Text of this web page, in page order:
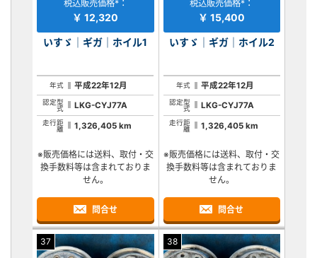
税込販売価格*：
￥ 12,320
いすゞ｜ギガ｜ホイル1
年式 平成22年12月
認定型
式
LKG-CYJ77A
走行距
離
1,326,405 km
※販売価格には送料、取付・交
換手数料等は含まれておりま
せん。
問合せ
税込販売価格*：
￥ 15,400
いすゞ｜ギガ｜ホイル2
年式 平成22年12月
認定型
式
LKG-CYJ77A
走行距
離
1,326,405 km
※販売価格には送料、取付・交
換手数料等は含まれておりま
せん。
問合せ
37 38